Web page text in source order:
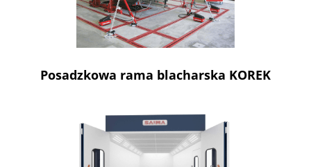
Posadzkowa rama blacharska KOREK